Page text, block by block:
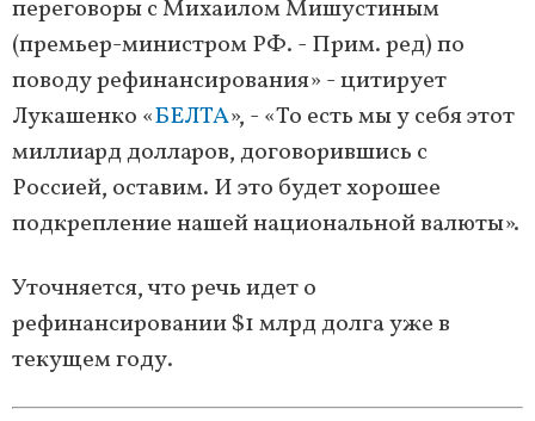
переговоры с Михаилом Мишустиным
(премьер-министром РФ. - Прим. ред) по
поводу рефинансирования» - цитирует
Лукашенко «БЕЛТА», - «То есть мы у себя этот
миллиард долларов, договорившись с
Россией, оставим. И это будет хорошее
подкрепление нашей национальной валюты».
Уточняется, что речь идет о
рефинансировании $1 млрд долга уже в
текущем году.